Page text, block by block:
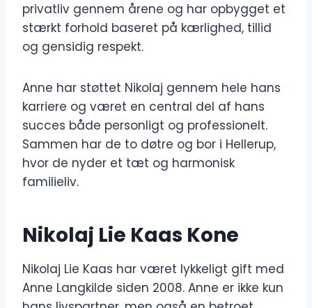
privatliv gennem årene og har opbygget et
stærkt forhold baseret på kærlighed, tillid
og gensidig respekt.
Anne har støttet Nikolaj gennem hele hans
karriere og været en central del af hans
succes både personligt og professionelt.
Sammen har de to døtre og bor i Hellerup,
hvor de nyder et tæt og harmonisk
familieliv.
Nikolaj Lie Kaas Kone
Nikolaj Lie Kaas har været lykkeligt gift med
Anne Langkilde siden 2008. Anne er ikke kun